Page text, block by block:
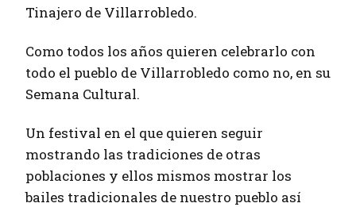
Tinajero de Villarrobledo.
Como todos los años quieren celebrarlo con
todo el pueblo de Villarrobledo como no, en su
Semana Cultural.
Un festival en el que quieren seguir
mostrando las tradiciones de otras
poblaciones y ellos mismos mostrar los
bailes tradicionales de nuestro pueblo así